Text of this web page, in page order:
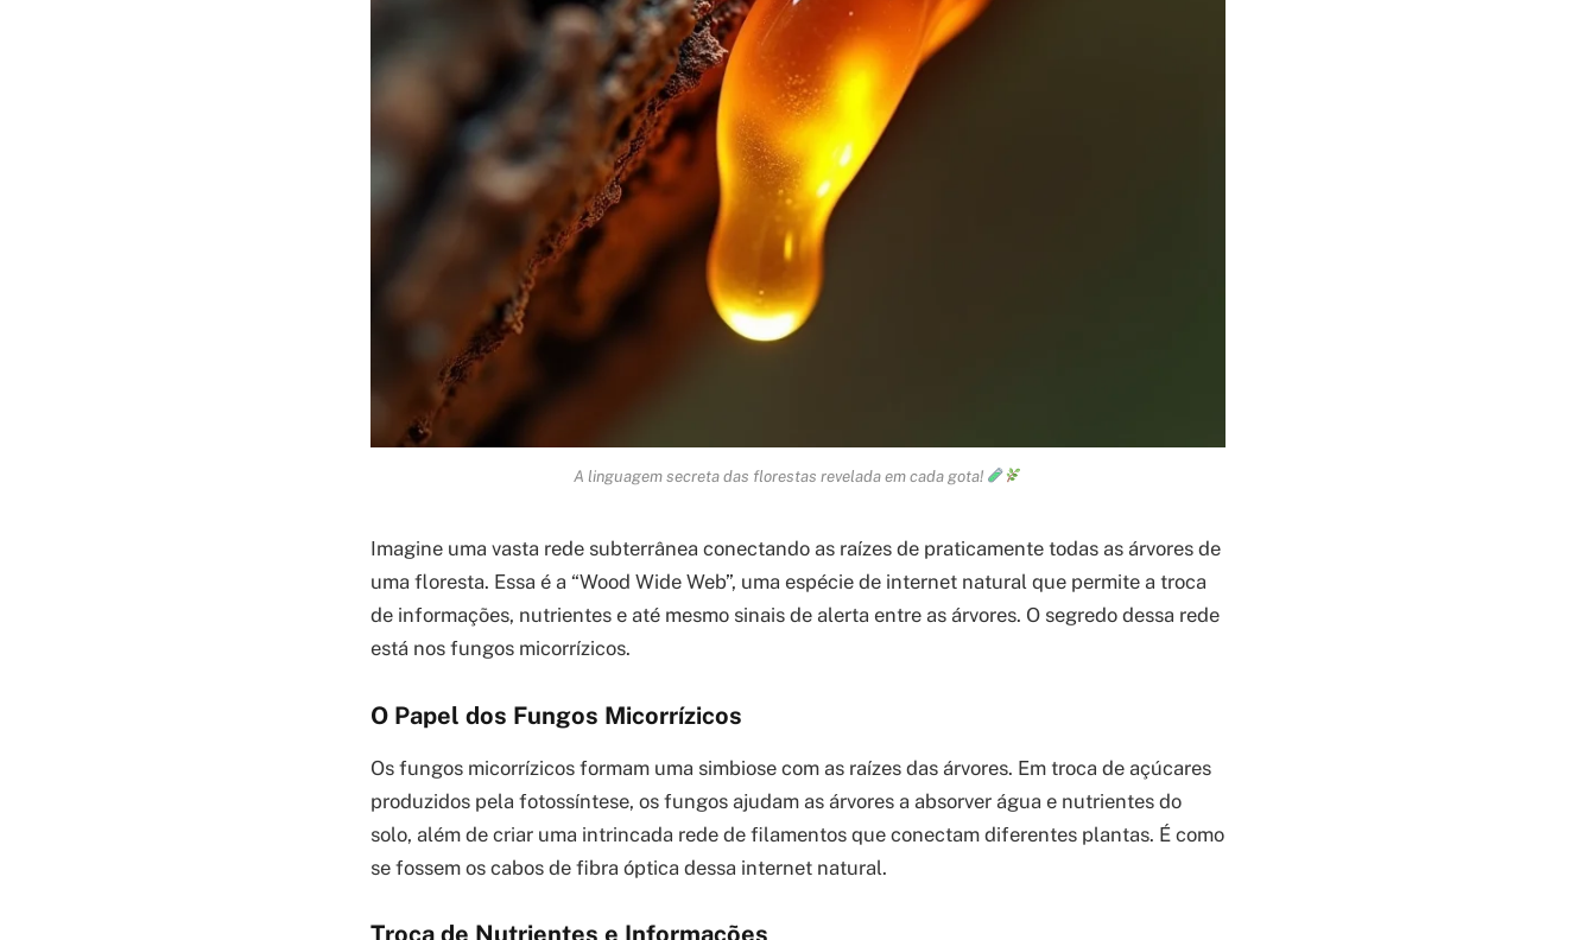
A linguagem secreta das florestas revelada em cada gota!
Imagine uma vasta rede subterrânea conectando as raízes de praticamente todas as árvores de
uma floresta. Essa é a “Wood Wide Web”, uma espécie de internet natural que permite a troca
de informações, nutrientes e até mesmo sinais de alerta entre as árvores. O segredo dessa rede
está nos fungos micorrízicos.
O Papel dos Fungos Micorrízicos
Os fungos micorrízicos formam uma simbiose com as raízes das árvores. Em troca de açúcares
produzidos pela fotossíntese, os fungos ajudam as árvores a absorver água e nutrientes do
solo, além de criar uma intrincada rede de filamentos que conectam diferentes plantas. É como
se fossem os cabos de fibra óptica dessa internet natural.
Troca de Nutrientes e Informações